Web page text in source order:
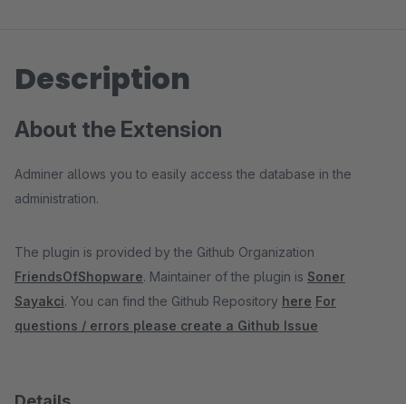
Description
About the Extension
Adminer allows you to easily access the database in the
administration.
The plugin is provided by the Github Organization
FriendsOfShopware. Maintainer of the plugin is Soner
Sayakci. You can find the Github Repository here For
questions / errors please create a Github Issue